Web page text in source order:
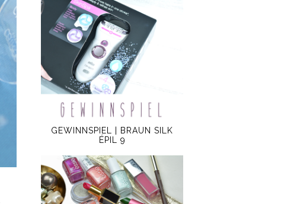
GEWINNSPIEL | BRAUN SILK
ÉPIL 9